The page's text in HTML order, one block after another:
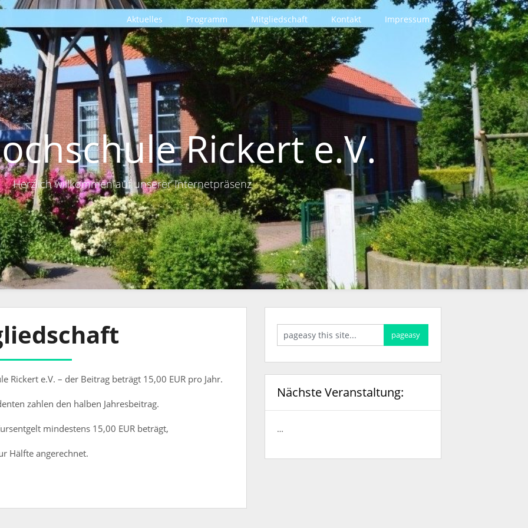
Aktuelles Programm Mitgliedschaft Kontakt Impressum
Rickert e.V.
Herzlich willkommen auf unserer Internetpräsenz
Rickert e.V. – der Beitrag beträgt 15,00 EUR pro Jahr.
zahlen den halben Jahresbeitrag.
mindestens 15,00 EUR beträgt,
Hälfte angerechnet.
Nächste Veranstaltung:
…